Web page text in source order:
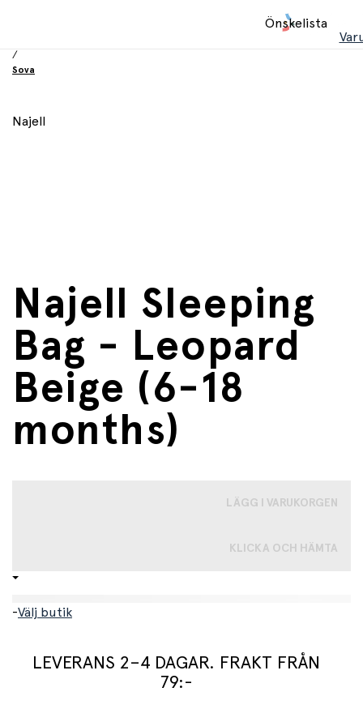
Önskelista
/
Sova
Najell
Najell Sleeping
Bag - Leopard
Beige (6-18
months)
LÄGG I VARUKORGEN
KLICKA OCH HÄMTA
-Välj butik
LEVERANS 2–4 DAGAR. FRAKT FRÅN
79:-